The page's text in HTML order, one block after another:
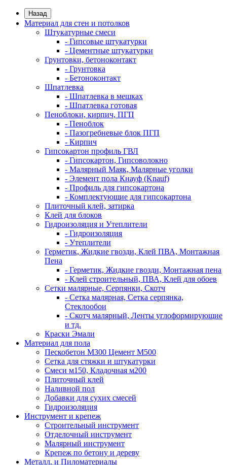
Назад
Материал для стен и потолков
Штукатурные смеси
- Гипсовые штукатурки
- Цементные штукатурки
Грунтовки, бетоноконтакт
- Грунтовка
- Бетоноконтакт
Шпатлевка
- Шпатлевка в мешках
- Шпатлевка готовая
Пеноблоки, кирпич, ПГП
- Пеноблок
- Пазогребневые блок ПГП
- Кирпич
Гипсокартон профиль ГВЛ
- Гипсокартон, Гипсоволокно
- Малярный Маяк, Малярные уголки
- Элемент пола Кнауф (Knauf)
- Профиль для гипсокартона
- Комплектующие для гипсокартона
Плиточный клей, затирка
Клей для блоков
Гидроизоляция и Утеплители
- Гидроизоляция
- Утеплители
Герметик, Жидкие гвозди, Клей ПВА, Монтажная
Пена
- Герметик, Жидкие гвозди, Монтажная пена
- Клей строительный, ПВА, Клей для обоев
Сетки малярные, Серпянки, Скотч
- Сетка малярная, Сетка серпянка,
Стеклообои
- Скотч малярный, Ленты углоформирующие
и тд.
Краски Эмали
Материал для пола
Пескобетон М300 Цемент М500
Сетка для стяжки и штукатурки
Смеси м150, Кладочная м200
Плиточный клей
Наливной пол
Добавки для сухих смесей
Гидроизоляция
Инструмент и крепеж
Строительный инструмент
Отделочный инструмент
Малярный инструмент
Крепеж по бетону и дереву
Металл. и Пиломатериалы